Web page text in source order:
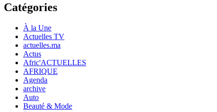
Catégories
À la Une
Actuelles TV
actuelles.ma
Actus
Afric'ACTUELLES
AFRIQUE
Agenda
archive
Auto
Beauté & Mode